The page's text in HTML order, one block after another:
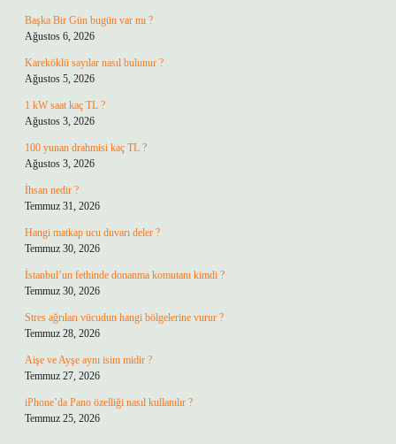
Başka Bir Gün bugün var mı ?
Ağustos 6, 2026
Kareköklü sayılar nasıl bulunur ?
Ağustos 5, 2026
1 kW saat kaç TL ?
Ağustos 3, 2026
100 yunan drahmisi kaç TL ?
Ağustos 3, 2026
İhsan nedir ?
Temmuz 31, 2026
Hangi matkap ucu duvarı deler ?
Temmuz 30, 2026
İstanbul’un fethinde donanma komutanı kimdi ?
Temmuz 30, 2026
Stres ağrıları vücudun hangi bölgelerine vurur ?
Temmuz 28, 2026
Aişe ve Ayşe aynı isim midir ?
Temmuz 27, 2026
iPhone’da Pano özelliği nasıl kullanılır ?
Temmuz 25, 2026